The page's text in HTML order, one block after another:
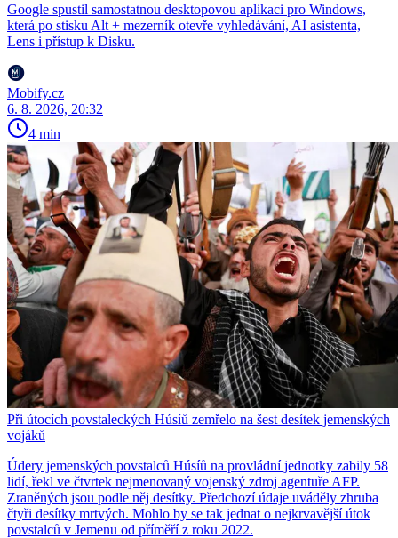
Google spustil samostatnou desktopovou aplikaci pro Windows,
která po stisku Alt + mezerník otevře vyhledávání, AI asistenta,
Lens i přístup k Disku.
Mobify.cz
6. 8. 2026, 20:32
4 min
Při útocích povstaleckých Húsíů zemřelo na šest desítek jemenských
vojáků
Údery jemenských povstalců Húsíů na provládní jednotky zabily 58
lidí, řekl ve čtvrtek nejmenovaný vojenský zdroj agentuře AFP.
Zraněných jsou podle něj desítky. Předchozí údaje uváděly zhruba
čtyři desítky mrtvých. Mohlo by se tak jednat o nejkrvavější útok
povstalců v Jemenu od příměří z roku 2022.